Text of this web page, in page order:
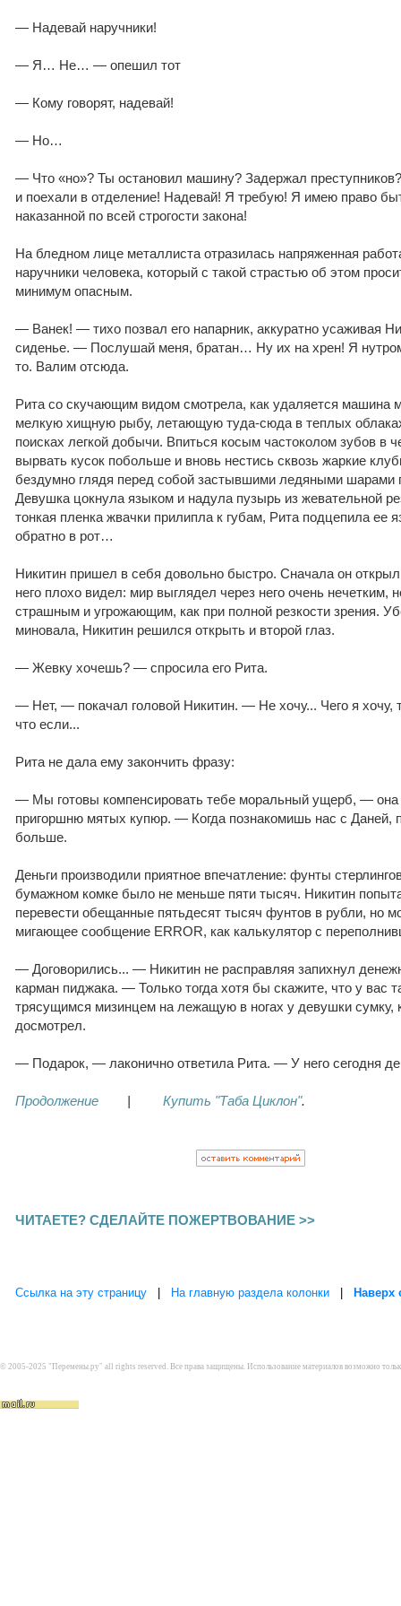
— Надевай наручники!
— Я… Не… — опешил тот
— Кому говорят, надевай!
— Но…
— Что «но»? Ты остановил машину? Задержал
и поехали в отделение! Надевай! Я требую! Я имею право
наказанной по всей строгости закона!
На бледном лице металлиста отразилась напряженная
наручники человека, который с такой страстью об этом
минимум опасным.
— Ванек! — тихо позвал его напарник, аккуратно усаживая
сиденье. — Послушай меня, братан… Ну их на хрен! Я
то. Валим отсюда.
Рита со скучающим видом смотрела, как удаляется машина
мелкую хищную рыбу, летающую туда-сюда в теплых
поисках легкой добычи. Впиться косым частоколом зубов в
вырвать кусок побольше и вновь нестись сквозь жаркие
бездумно глядя перед собой застывшими ледяными шарами
Девушка цокнула языком и надула пузырь из жевательной
тонкая пленка жвачки прилипла к губам, Рита подцепила ее
обратно в рот…
Никитин пришел в себя довольно быстро. Сначала он
него плохо видел: мир выглядел через него очень нечетким,
страшным и угрожающим, как при полной резкости зрения.
миновала, Никитин решился открыть и второй глаз.
— Жевку хочешь? — спросила его Рита.
— Нет, — покачал головой Никитин. — Не хочу... Чего я хочу,
что если...
Рита не дала ему закончить фразу:
— Мы готовы компенсировать тебе моральный ущерб, — она
пригоршню мятых купюр. — Когда познакомишь нас с Даней,
больше.
Деньги производили приятное впечатление: фунты
бумажном комке было не меньше пяти тысяч. Никитин
перевести обещанные пятьдесят тысяч фунтов в рубли, но
мигающее сообщение ERROR, как калькулятор с
— Договорились... — Никитин не расправляя запихнул
карман пиджака. — Только тогда хотя бы скажите, что у вас
трясущимся мизинцем на лежащую в ногах у девушки сумку,
досмотрел.
— Подарок, — лаконично ответила Рита. — У него сегодня
Продолжение | Купить "Таба Циклон".
ЧИТАЕТЕ? СДЕЛАЙТЕ ПОЖЕРТВОВАНИЕ >>
Ссылка на эту страницу На главную раздела колонки Наверх
© 2005-2025 "Перемены.ру" all rights reserved. Все права защищены. Использование материалов возможно